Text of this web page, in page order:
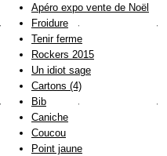
Apéro expo vente de Noël
Froidure
Tenir ferme
Rockers 2015
Un idiot sage
Cartons (4)
Bib
Caniche
Coucou
Point jaune